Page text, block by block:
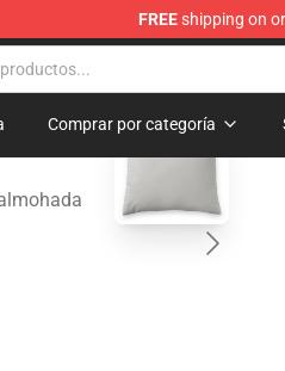
FREEshipping on
Shop
Comprar por categoría
blank template